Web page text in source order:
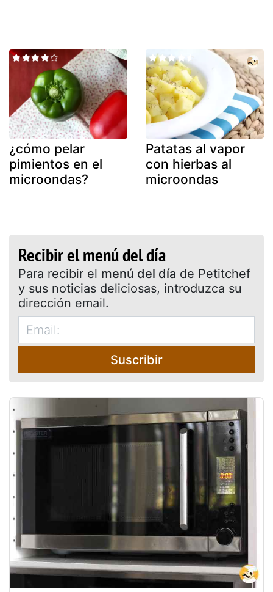
¿cómo pelar
pimientos en el
microondas?
Patatas al vapor
con hierbas al
microondas
Recibir el menú del día
Para recibir el menú del día de Petitchef
y sus noticias deliciosas, introduzca su
dirección email.
Suscribir